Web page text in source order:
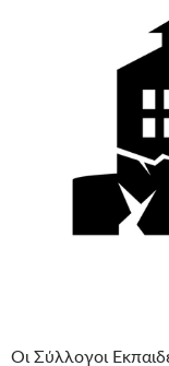
Οι Σύλλογοι